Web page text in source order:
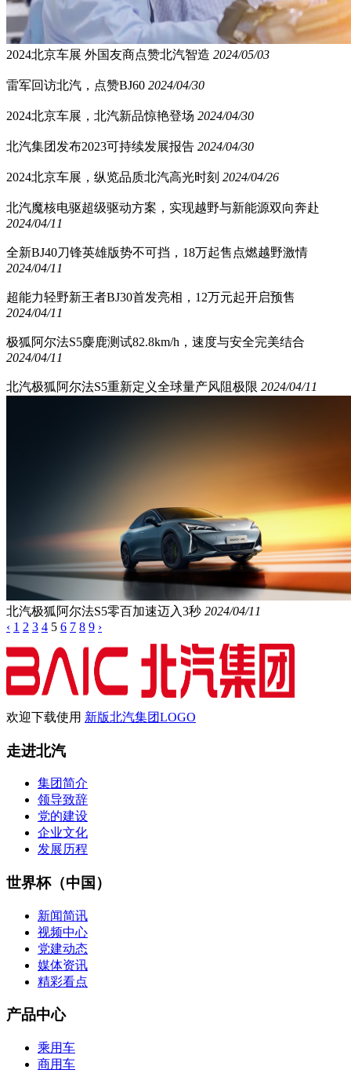
2024北京车展 外国友商点赞北汽智造 2024/05/03
雷军回访北汽，点赞BJ60 2024/04/30
2024北京车展，北汽新品惊艳登场 2024/04/30
北汽集团发布2023可持续发展报告 2024/04/30
2024北京车展，纵览品质北汽高光时刻 2024/04/26
北汽魔核电驱超级驱动方案，实现越野与新能源双向奔赴
2024/04/11
全新BJ40刀锋英雄版势不可挡，18万起售点燃越野激情
2024/04/11
超能力轻野新王者BJ30首发亮相，12万元起开启预售
2024/04/11
极狐阿尔法S5麋鹿测试82.8km/h，速度与安全完美结合
2024/04/11
北汽极狐阿尔法S5重新定义全球量产风阻极限 2024/04/11
北汽极狐阿尔法S5零百加速迈入3秒 2024/04/11
‹ 1 2 3 4 5 6 7 8 9 ›
欢迎下载使用 新版北汽集团LOGO
走进北汽
集团简介
领导致辞
党的建设
企业文化
发展历程
世界杯（中国）
新闻简讯
视频中心
党建动态
媒体资讯
精彩看点
产品中心
乘用车
商用车